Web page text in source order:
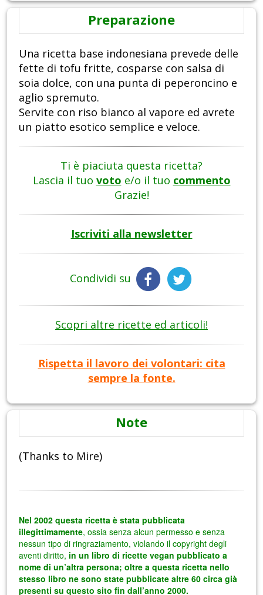
Preparazione
Una ricetta base indonesiana prevede delle
fette di tofu fritte, cosparse con salsa di
soia dolce, con una punta di peperoncino e
aglio spremuto.
Servite con riso bianco al vapore ed avrete
un piatto esotico semplice e veloce.
Ti è piaciuta questa ricetta?
Lascia il tuo voto e/o il tuo commento
Grazie!
Iscriviti alla newsletter
Condividi su
Scopri altre ricette ed articoli!
Rispetta il lavoro dei volontari: cita
sempre la fonte.
Note
(Thanks to Mire)